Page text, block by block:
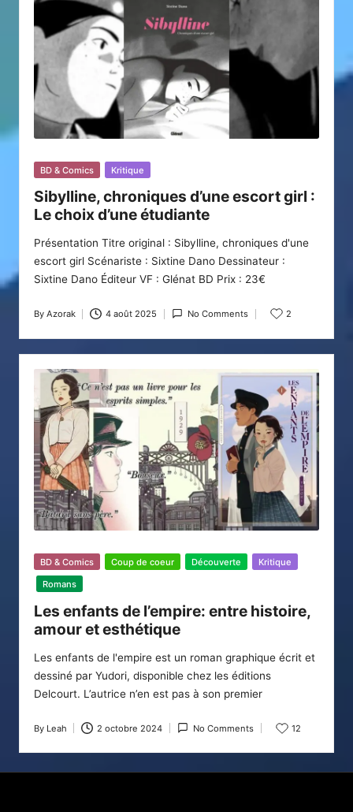
Posted
BD & Comics Kritique
Sibylline, chroniques d’une escort girl :
Le choix d’une étudiante
Présentation Titre original : Sibylline, chroniques d'une
escort girl Scénariste : Sixtine Dano Dessinateur :
Sixtine Dano Éditeur VF : Glénat BD Prix : 23€
Posted
by
By Azorak 4 août 2025 No Comments 2
Posted
in
BD & Comics Coup de coeur Découverte
Kritique
Romans
Les enfants de l’empire: entre histoire,
amour et esthétique
Les enfants de l'empire est un roman graphique écrit et
dessiné par Yudori, disponible chez les éditions
Delcourt. L’autrice n’en est pas à son premier
Posted
by
By Leah 2 octobre 2024 No Comments 12